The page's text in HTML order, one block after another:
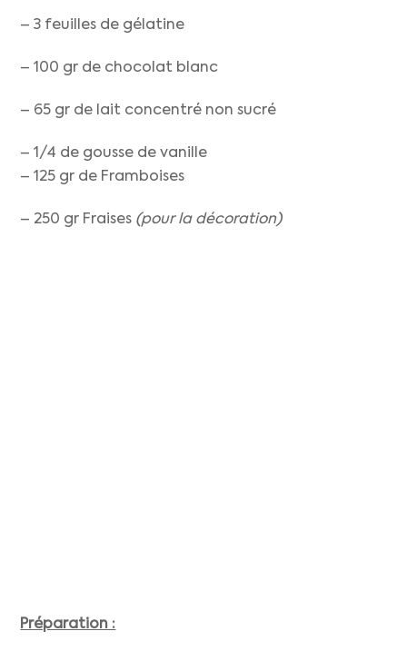
– 3 feuilles de gélatine
– 100 gr de chocolat blanc
– 65 gr de lait concentré non sucré
– 1/4 de gousse de vanille
– 125 gr de Framboises
– 250 gr Fraises (pour la décoration)
Préparation :